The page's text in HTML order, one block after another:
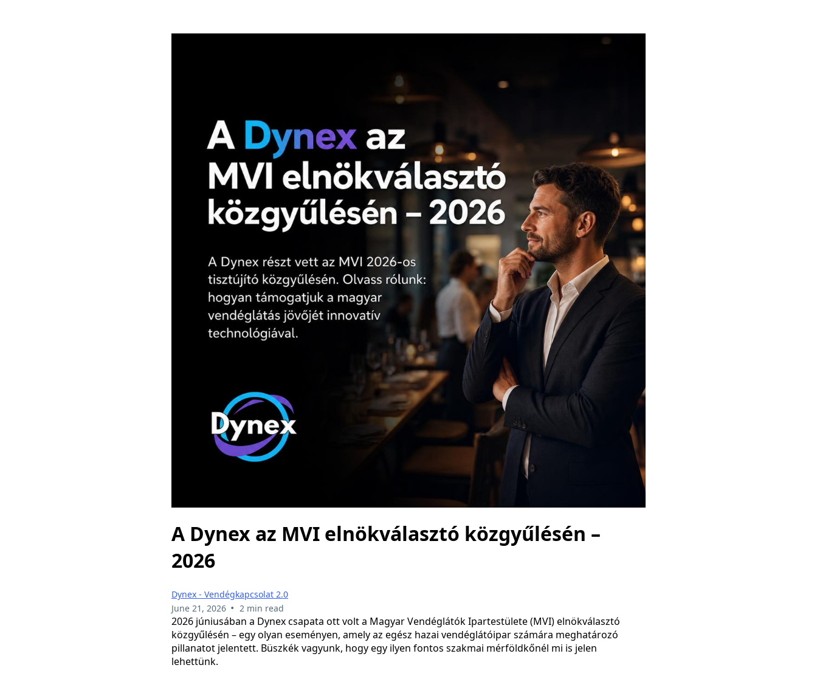
A Dynex az MVI elnökválasztó közgyűlésén –
2026
Dynex - Vendégkapcsolat 2.0
June 21, 2026 • 2 min read
2026 júniusában a Dynex csapata ott volt a Magyar Vendéglátók Ipartestülete (MVI) elnökválasztó
közgyűlésén – egy olyan eseményen, amely az egész hazai vendéglátóipar számára meghatározó
pillanatot jelentett. Büszkék vagyunk, hogy egy ilyen fontos szakmai mérföldkőnél mi is jelen
lehettünk.